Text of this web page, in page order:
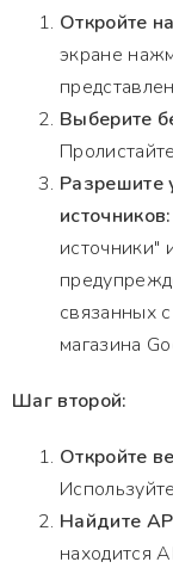
Откройте
экране
Выберите
Разрешите
источников:
источники"
связанных
магазина
Шаг второй:
Откройте
Найдите
находится